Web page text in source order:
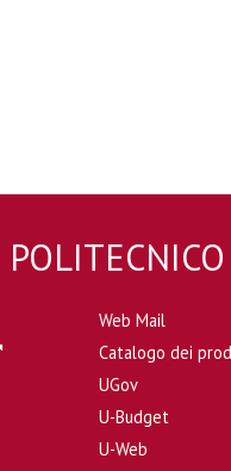
Web Mail
Catalogo dei
UGov
U-Budget
U-Web